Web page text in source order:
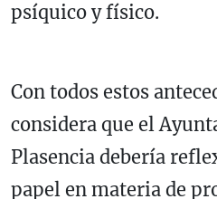
psíquico y físico.
Con todos estos
considera que el
Plasencia debería
papel en materia de